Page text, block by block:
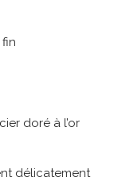
doré à l’or
délicatement